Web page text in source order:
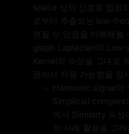
space 상의 신호로 맵핑
로부터 추출되는 low-
현될 수 있음을 이해해볼
graph Laplacian의
Kernel의 속성을 그대로
원에서 적용 가능함을 암
Harmonic signal이
Simplicial complex
에서 Similarty 속성
한 사례 활용을 고